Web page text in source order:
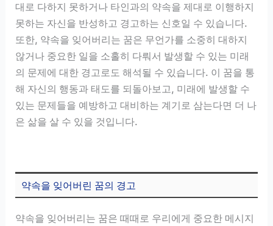
대로 다하지 못하거나 타인과의 약속을 제대로 이행하지
못하는 자신을 반성하고 경고하는 신호일 수 있습니다.
또한, 약속을 잊어버리는 꿈은 무언가를 소중히 대하지
않거나 중요한 일을 소홀히 다뤄서 발생할 수 있는 미래
의 문제에 대한 경고로도 해석될 수 있습니다. 이 꿈을 통
해 자신의 행동과 태도를 되돌아보고, 미래에 발생할 수
있는 문제들을 예방하고 대비하는 계기로 삼는다면 더 나
은 삶을 살 수 있을 것입니다.
약속을 잊어버린 꿈의 경고
약속을 잊어버리는 꿈은 때때로 우리에게 중요한 메시지